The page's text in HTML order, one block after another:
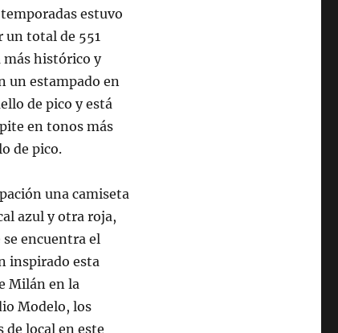
estuvo
un total de 551
más histórico y
un estampado en
de pico y está
en tonos más
de pico.
una camiseta
azul y otra roja,
encuentra el
inspirado esta
Milán en la
Modelo, los
de local en este